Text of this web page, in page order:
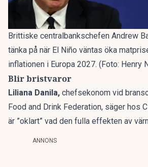
Brittiske centralbankschefen Andrew
tänka på när El Niño väntas öka
inflationen i Europa 2027. (Foto: Henry
Blir bristvaror
Liliana Danila, chefsekonom vid
Food and Drink Federation, säger hos
är ”oklart” vad den fulla effekten av
ANNONS